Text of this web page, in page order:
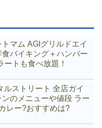
トマム AGIグリルドエイ
食バイキング＋ハンバー
ートも食べ放題！
ルストリート 全店ガイ
ンのメニューや値段 ラー
レー?おすすめは?